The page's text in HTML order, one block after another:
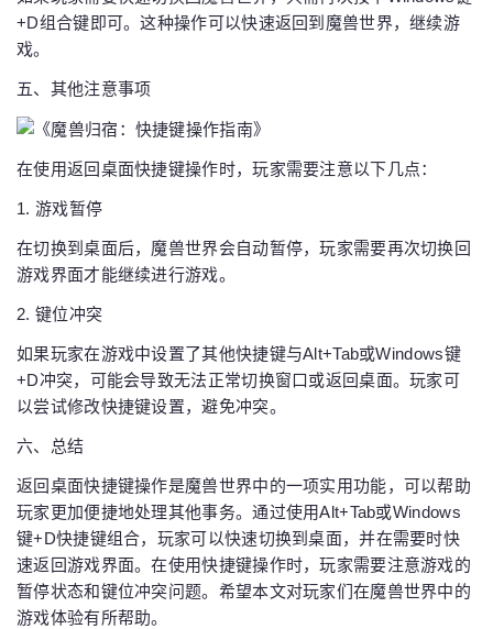
+D组合键即可。这种操作可以快速返回到魔兽世界，继续游
戏。
五、其他注意事项
在使用返回桌面快捷键操作时，玩家需要注意以下几点：
1. 游戏暂停
在切换到桌面后，魔兽世界会自动暂停，玩家需要再次切换回
游戏界面才能继续进行游戏。
2. 键位冲突
如果玩家在游戏中设置了其他快捷键与Alt+Tab或Windows键
+D冲突，可能会导致无法正常切换窗口或返回桌面。玩家可
以尝试修改快捷键设置，避免冲突。
六、总结
返回桌面快捷键操作是魔兽世界中的一项实用功能，可以帮助
玩家更加便捷地处理其他事务。通过使用Alt+Tab或Windows
键+D快捷键组合，玩家可以快速切换到桌面，并在需要时快
速返回游戏界面。在使用快捷键操作时，玩家需要注意游戏的
暂停状态和键位冲突问题。希望本文对玩家们在魔兽世界中的
游戏体验有所帮助。